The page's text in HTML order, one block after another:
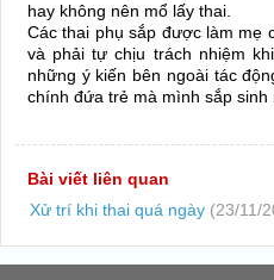
hay không nên mổ lấy thai.
Các thai phụ sắp được làm mẹ
và phải tự chịu trách nhiệm
những ý kiến bên ngoài tác
chính đứa trẻ mà mình sắp sinh
Bài viết liên quan
Xử trí khi thai quá ngày (23/11/